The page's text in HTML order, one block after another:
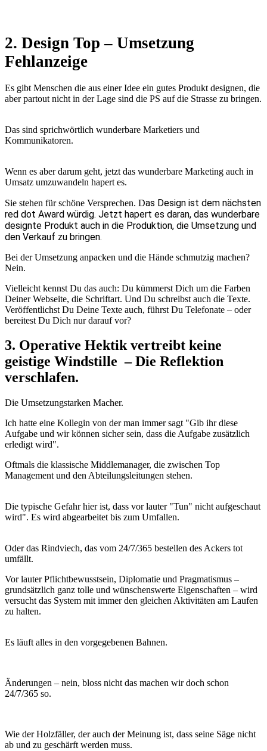
2. Design Top – Umsetzung
Fehlanzeige
Es gibt Menschen die aus einer Idee ein gutes Produkt designen, die
aber partout nicht in der Lage sind die PS auf die Strasse zu bringen.
Das sind sprichwörtlich wunderbare Marketiers und
Kommunikatoren.
Wenn es aber darum geht, jetzt das wunderbare Marketing auch in
Umsatz umzuwandeln hapert es.
Sie stehen für schöne Versprechen. Das Design ist dem nächsten
red dot Award würdig. Jetzt hapert es daran, das wunderbare
designte Produkt auch in die Produktion, die Umsetzung und
den Verkauf zu bringen.
Bei der Umsetzung anpacken und die Hände schmutzig machen?
Nein.
Vielleicht kennst Du das auch: Du kümmerst Dich um die Farben
Deiner Webseite, die Schriftart. Und Du schreibst auch die Texte.
Veröffentlichst Du Deine Texte auch, führst Du Telefonate – oder
bereitest Du Dich nur darauf vor?
3. Operative Hektik vertreibt keine
geistige Windstille – Die Reflektion
verschlafen.
Die Umsetzungstarken Macher.
Ich hatte eine Kollegin von der man immer sagt "Gib ihr diese
Aufgabe und wir können sicher sein, dass die Aufgabe zusätzlich
erledigt wird".
Oftmals die klassische Middlemanager, die zwischen Top
Management und den Abteilungsleitungen stehen.
Die typische Gefahr hier ist, dass vor lauter "Tun" nicht aufgeschaut
wird". Es wird abgearbeitet bis zum Umfallen.
Oder das Rindviech, das vom 24/7/365 bestellen des Ackers tot
umfällt.
Vor lauter Pflichtbewusstsein, Diplomatie und Pragmatismus –
grundsätzlich ganz tolle und wünschenswerte Eigenschaften – wird
versucht das System mit immer den gleichen Aktivitäten am Laufen
zu halten.
Es läuft alles in den vorgegebenen Bahnen.
Änderungen – nein, bloss nicht das machen wir doch schon
24/7/365 so.
Wie der Holzfäller, der auch der Meinung ist, dass seine Säge nicht
ab und zu geschärft werden muss.